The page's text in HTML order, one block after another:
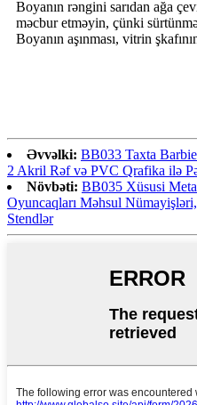
Boyanın rəngini sarıdan ağa
məcbur etməyin, çünki
Boyanın aşınması, vitrin
Əvvəlki: BB033 Taxta
2 Akril Rəf və PVC Qrafika ilə
Növbəti: BB035 Xüsusi
Oyuncaqları Məhsul
Stendlər